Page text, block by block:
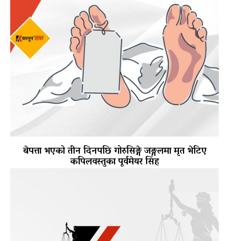
बेपत्ता भएको तीन दिनपछि गोरुसिङ्गे जङ्गलमा मृत भेटिए
कपिलवस्तुका पूर्वमेयर सिंह